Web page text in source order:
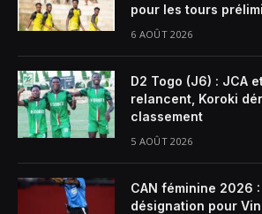
pour les tours
6 AOÛT 2026
D2 Togo (J6) : JCA
relancent, Koroki
classement
5 AOÛT 2026
CAN féminine 2026
désignation pour